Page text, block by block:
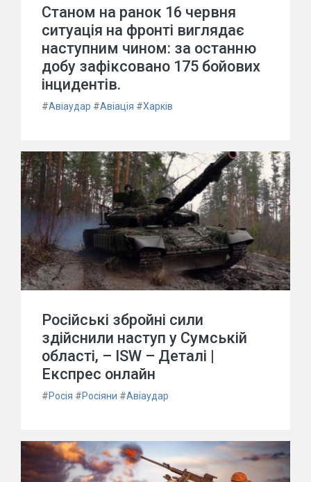
Станом на ранок 16 червня
ситуація на фронті виглядає
наступним чином: за останню
добу зафіксовано 175 бойових
інцидентів.
#Авіаудар #Авіація #Харків
Російські збройні сили
здійснили наступ у Сумській
області, – ISW – Деталі |
Експрес онлайн
#Росія #Росіяни #Авіаудар